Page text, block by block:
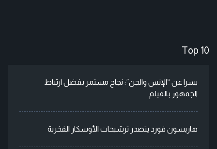
Top 10
يسرا عن “الإنس والجن”: نجاح مستمر بفضل ارتباط
الجمهور بالفيلم
هاريسون فورد يتصدر ترشيحات الأوسكار الفخرية